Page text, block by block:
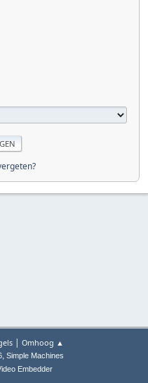
| Omhoog ▲
, Simple Machines
Embedder